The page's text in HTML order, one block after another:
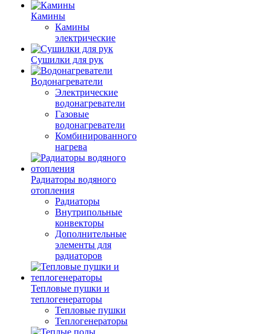
Камины
Камины
электрические
Сушилки для рук
Водонагреватели
Электрические
водонагреватели
Газовые
водонагреватели
Комбинированного
нагрева
Радиаторы водяного
отопления
Радиаторы
Внутрипольные
конвекторы
Дополнительные
элементы для
радиаторов
Тепловые пушки и
теплогенераторы
Тепловые пушки
Теплогенераторы